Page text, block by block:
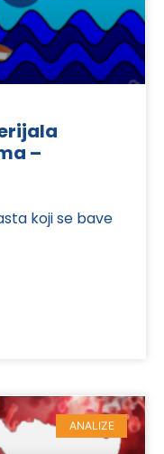
–
koji se bave
ANALIZE